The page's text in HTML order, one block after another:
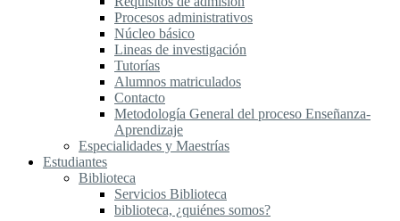
Procesos administrativos
Núcleo básico
Lineas de investigación
Tutorías
Alumnos matriculados
Contacto
Metodología General del proceso Enseñanza-
Aprendizaje
Especialidades y Maestrías
Estudiantes
Biblioteca
Servicios Biblioteca
biblioteca, ¿quiénes somos?